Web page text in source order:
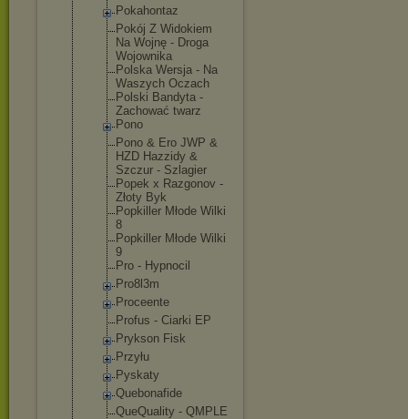
Pokahontaz
Pokój Z Widokiem
Na Wojnę - Droga
Wojownika
Polska Wersja - Na
Waszych Oczach
Polski Bandyta -
Zachować twarz
Pono
Pono & Ero JWP &
HZD Hazzidy &
Szczur - Szlagier
Popek x Razgonov -
Złoty Byk
Popkiller Młode Wilki
8
Popkiller Młode Wilki
9
Pro - Hypnocil
Pro8l3m
Proceente
Profus - Ciarki EP
Prykson Fisk
Przyłu
Pyskaty
Quebonafide
QueQuality - QMPLE